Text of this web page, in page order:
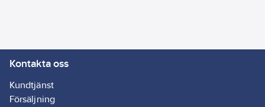
Kontakta oss
Kundtjänst
Försäljning